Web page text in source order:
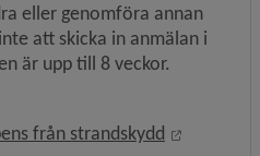
eller genomföra annan
att skicka in anmälan i
är upp till 8 veckor.
från strandskydd
Länk till